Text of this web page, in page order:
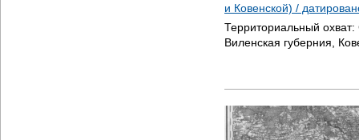
и Ковенской) /
Территориальный охват:
Виленская губерния,